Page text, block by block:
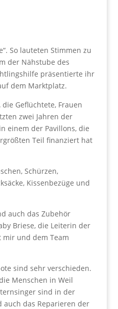
So lauteten Stimmen zu
der Nähstube des
präsentierte ihr
dem Marktplatz.
Geflüchtete, Frauen
zwei Jahren der
einem der Pavillons, die
Teil finanziert hat
Schürzen,
Kissenbezüge und
auch das Zubehör
Briese, die Leiterin der
mir und dem Team
sind sehr verschieden.
Menschen in Weil
sind in der
das Reparieren der